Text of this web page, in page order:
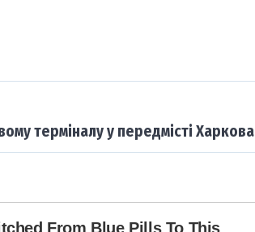
терміналу у передмісті Харкова